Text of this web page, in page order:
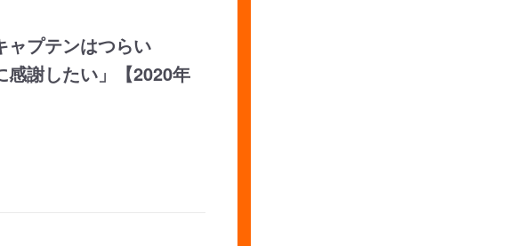
ャプテンはつらい
感謝したい」【2020年